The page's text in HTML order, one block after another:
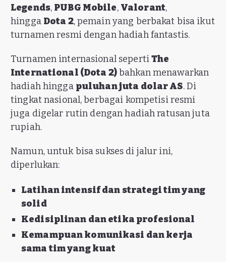
Legends, PUBG Mobile, Valorant,
hingga Dota 2, pemain yang berbakat bisa ikut
turnamen resmi dengan hadiah fantastis.
Turnamen internasional sepertiThe
International (Dota 2)bahkan menawarkan
hadiah hingga puluhan juta dolar AS. Di
tingkat nasional, berbagai kompetisi resmi
juga digelar rutin dengan hadiah ratusan juta
rupiah.
Namun, untuk bisa sukses di jalur ini,
diperlukan:
Latihan intensif dan strategi tim yang
solid
Kedisiplinan dan etika profesional
Kemampuan komunikasi dan kerja
sama tim yang kuat